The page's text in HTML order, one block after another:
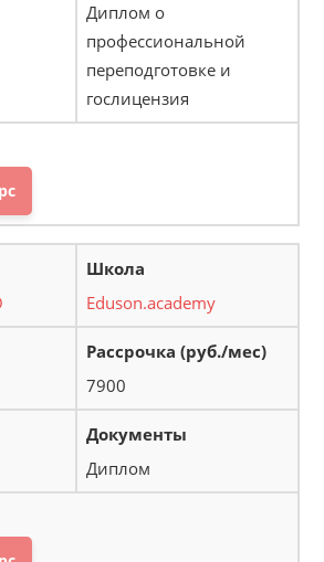
Диплом о
профессиональной
переподготовке и
гослицензия
Eduson.academy
7900
Диплом